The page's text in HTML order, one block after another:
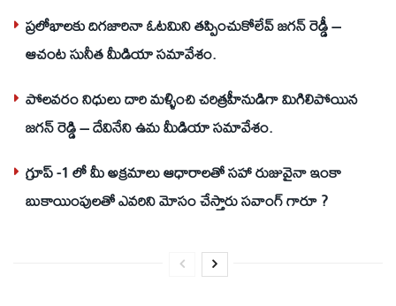
ప్రలోభాలకు దిగజారినా ఓటమిని తప్పించుకోలేవ్ జగన్ రెడ్డీ –
ఆచంట సునీత మీడియా సమావేశం.
పోలవరం నిధులు దారి మళ్ళించి చరిత్రహీనుడిగా మిగిలిపోయిన
జగన్ రెడ్డి – దేవినేని ఉమ మీడియా సమావేశం.
గ్రూప్ -1 లో మీ అక్రమాలు ఆధారాలతో సహా రుజువైనా ఇంకా
బుకాయింపులతో ఎవరిని మోసం చేస్తారు సవాంగ్ గారూ ?